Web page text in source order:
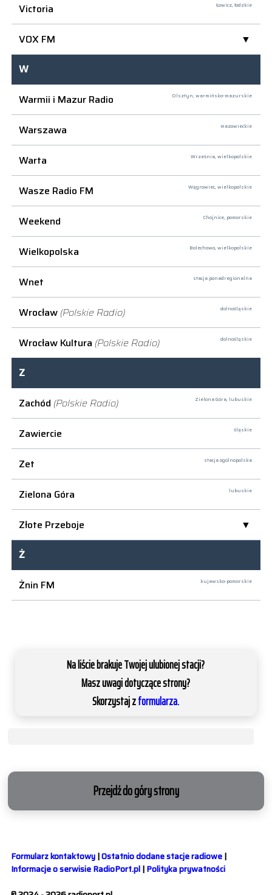
Victoria Łowicz, łódzkie
VOX FM
W
Warmii i Mazur Radio
Olsztyn, warmińsko-mazurskie
Warszawa mazowieckie
Warta Września, wielkopolskie
Wasze Radio FM Wągrowiec, wielkopolskie
Weekend Chojnice, pomorskie
Wielkopolska Bolechowo, wielkopolskie
Wnet stacja ponadregionalna
Wrocław (Polskie Radio) dolnośląskie
Wrocław Kultura (Polskie Radio) dolnośląskie
Z
Zachód (Polskie Radio) Zielona Góra, lubuskie
Zawiercie śląskie
Zet stacja ogólnopolska
Zielona Góra lubuskie
Złote Przeboje
Ż
Żnin FM
kujawsko-pomorskie
Na liście brakuje Twojej ulubionej stacji?
Masz uwagi dotyczące strony?
Skorzystaj zformularza.
Przejdź do góry strony
Formularz kontaktowy|Ostatnio dodane stacje radiowe|
Informacje o serwisie RadioPort.pl|Polityka prywatności